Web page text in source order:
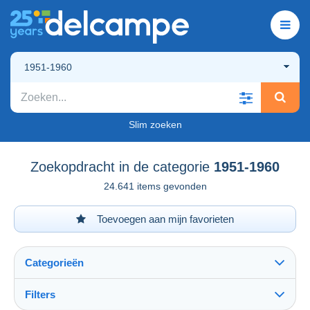
1951-1960
Slim zoeken
Zoekopdracht in de categorie 1951-1960
24.641 items gevonden
Toevoegen aan mijn favorieten
Categorieën
Filters